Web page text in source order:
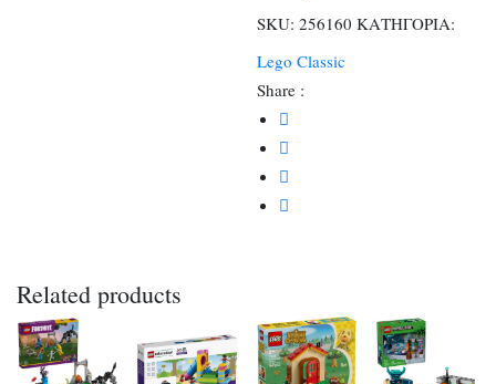
SKU: 256160 ΚΑΤΗΓΟΡΙΑ:
Lego Classic
Share :
Related products